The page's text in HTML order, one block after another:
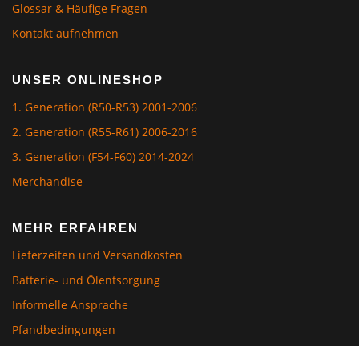
Glossar & Häufige Fragen
Kontakt aufnehmen
UNSER ONLINESHOP
1. Generation (R50-R53) 2001-2006
2. Generation (R55-R61) 2006-2016
3. Generation (F54-F60) 2014-2024
Merchandise
MEHR ERFAHREN
Lieferzeiten und Versandkosten
Batterie- und Ölentsorgung
Informelle Ansprache
Pfandbedingungen